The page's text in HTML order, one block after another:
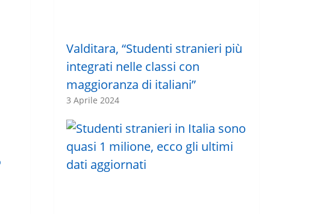
Valditara, “Studenti stranieri più
integrati nelle classi con
maggioranza di italiani”
3 Aprile 2024